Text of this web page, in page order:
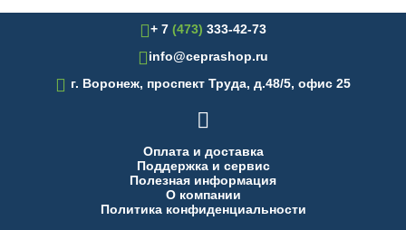
+ 7 (473) 333-42-73
info@ceprashop.ru
 г. Воронеж, проспект Труда, д.48/5, офис 25

Оплата и доставка
Поддержка и сервис
Полезная информация
О компании
Политика конфиденциальности